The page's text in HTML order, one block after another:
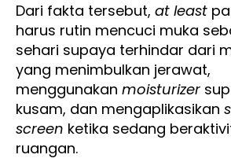
Dari fakta tersebut, at least
harus rutin mencuci muka
sehari supaya terhindar dari
yang menimbulkan jerawat,
menggunakan moisturizer
kusam, dan mengaplikasikan
screen ketika sedang
ruangan.